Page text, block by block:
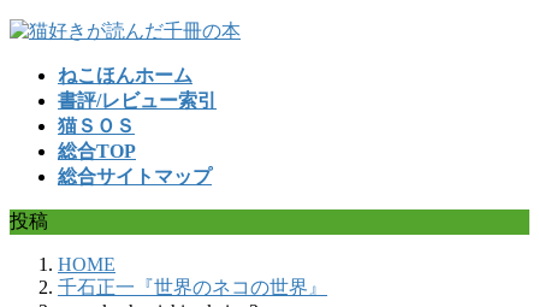
コ
キ
ッ
ナ
に
移
ねこほんホーム
書評/レビュー索引
猫ＳＯＳ
総合TOP
総合サイトマップ
投稿
HOME
千石正一『世界のネコの世界』